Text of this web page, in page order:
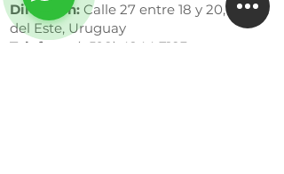
Direccion: Calle 27 entre 18 y 20, Punta
del Este, Uruguay
Telefono:
(+598)
4244 7183